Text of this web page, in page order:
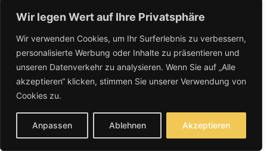
Wir legen Wert auf Ihre Privatsphäre
Wir verwenden Cookies, um Ihr Surferlebnis zu verbessern,
personalisierte Werbung oder Inhalte zu präsentieren und
unseren Datenverkehr zu analysieren. Wenn Sie auf „Alle
akzeptieren“ klicken, stimmen Sie unserer Verwendung von
Cookies zu.
Anpassen Ablehnen Akzeptieren
Verantwortlichen erforderlich ist, oder (2) aufgrund von
Rechtsvorschriften der Union oder der Mitgliedstaaten,
denen der Verantwortliche unterliegt, zulässig ist und
diese Rechtsvorschriften angemessene Maßnahmen zur
Wahrung der Rechte und Freiheiten sowie der
berechtigten Interessen der betroffenen Person
betroffenen Person erfolgt.